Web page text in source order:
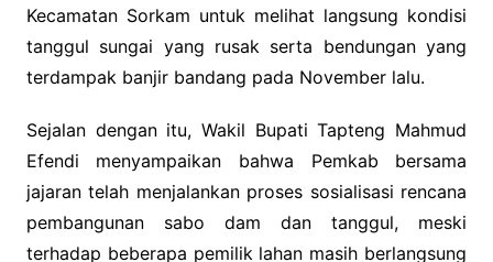
Kecamatan Sorkam untuk melihat langsung kondisi
tanggul sungai yang rusak serta bendungan yang
terdampak banjir bandang pada November lalu.
Sejalan dengan itu, Wakil Bupati Tapteng Mahmud
Efendi menyampaikan bahwa Pemkab bersama
jajaran telah menjalankan proses sosialisasi rencana
pembangunan sabo dam dan tanggul, meski
terhadap beberapa pemilik lahan masih berlangsung